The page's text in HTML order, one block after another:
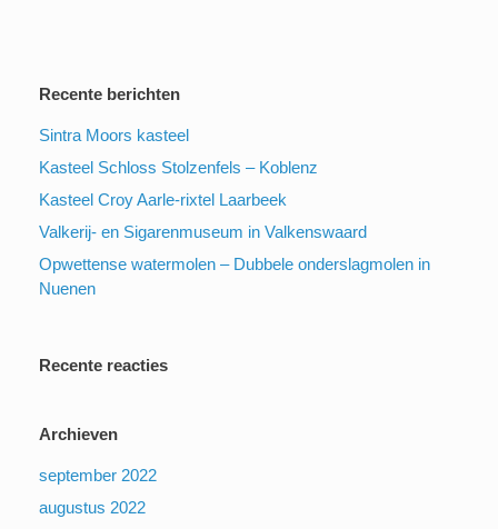
Recente berichten
Sintra Moors kasteel
Kasteel Schloss Stolzenfels – Koblenz
Kasteel Croy Aarle-rixtel Laarbeek
Valkerij- en Sigarenmuseum in Valkenswaard
Opwettense watermolen – Dubbele onderslagmolen in
Nuenen
Recente reacties
Archieven
september 2022
augustus 2022